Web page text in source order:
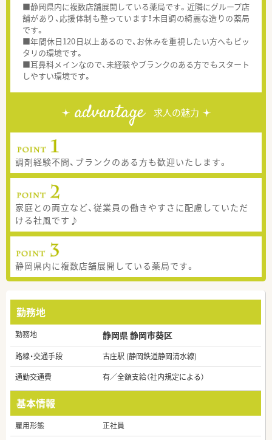
■静岡県内に複数店舗展開している薬局です。近隣にグループ店
舗があり、応援体制も整っています！木目調の綺麗な造りの薬局
です。
■年間休日120日以上あるので、お休みを重視したい方へもピッ
タリの環境です。
■耳鼻科メインなので、未経験やブランクのある方でもスタート
しやすい環境です。
advantage 求人の魅力
調剤経験不問、ブランクのある方も歓迎いたします。
家庭との両立など、従業員の働きやすさに配慮していただ
ける社風です♪
静岡県内に複数店舗展開している薬局です。
勤務地
勤務地 静岡県 静岡市葵区
路線・交通手段
古庄駅 (静岡鉄道静岡清水線)
通勤交通費
有／全額支給（社内規定による）
基本情報
雇用形態
正社員